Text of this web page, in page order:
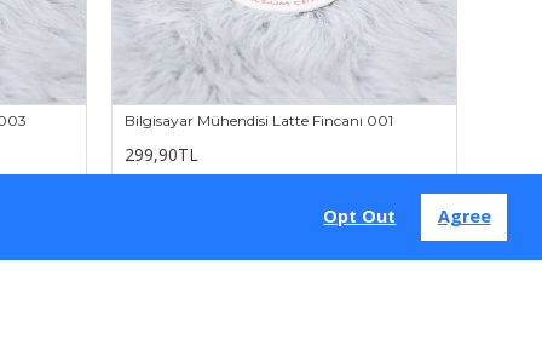
Opt Out Agree
Bilgisayar Mühendisi Latte Fincanı 001
299,90TL
iş terfileri, okul başarıları gibi günlerde